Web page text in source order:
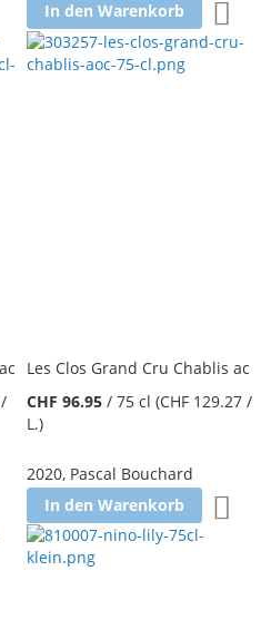
Zur Wunschliste hinzufügen
In den Warenkorb
/
Zur Wunschliste hinzufügen
Les Clos Grand Cru Chablis ac
CHF 96.95 /75 cl (CHF 129.27 /
L.)
2020, Pascal Bouchard
In den Warenkorb